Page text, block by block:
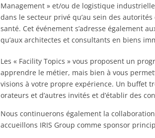
Management » et/ou de logistique
dans le secteur privé qu’au sein des
santé. Cet événement s’adresse également
qu’aux architectes et consultants en biens
Les « Facility Topics » vous proposent un
apprendre le métier, mais bien à vous
visions à votre propre expérience. Un buffet
orateurs et d’autres invités et d’établir des
Nous continuerons également la
accueillons IRIS Group comme sponsor